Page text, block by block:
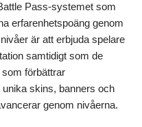
Pass-systemet som
erfarenhetspoäng genom
är att erbjuda spelare
samtidigt som de
förbättrar
skins, banners och
genom nivåerna.